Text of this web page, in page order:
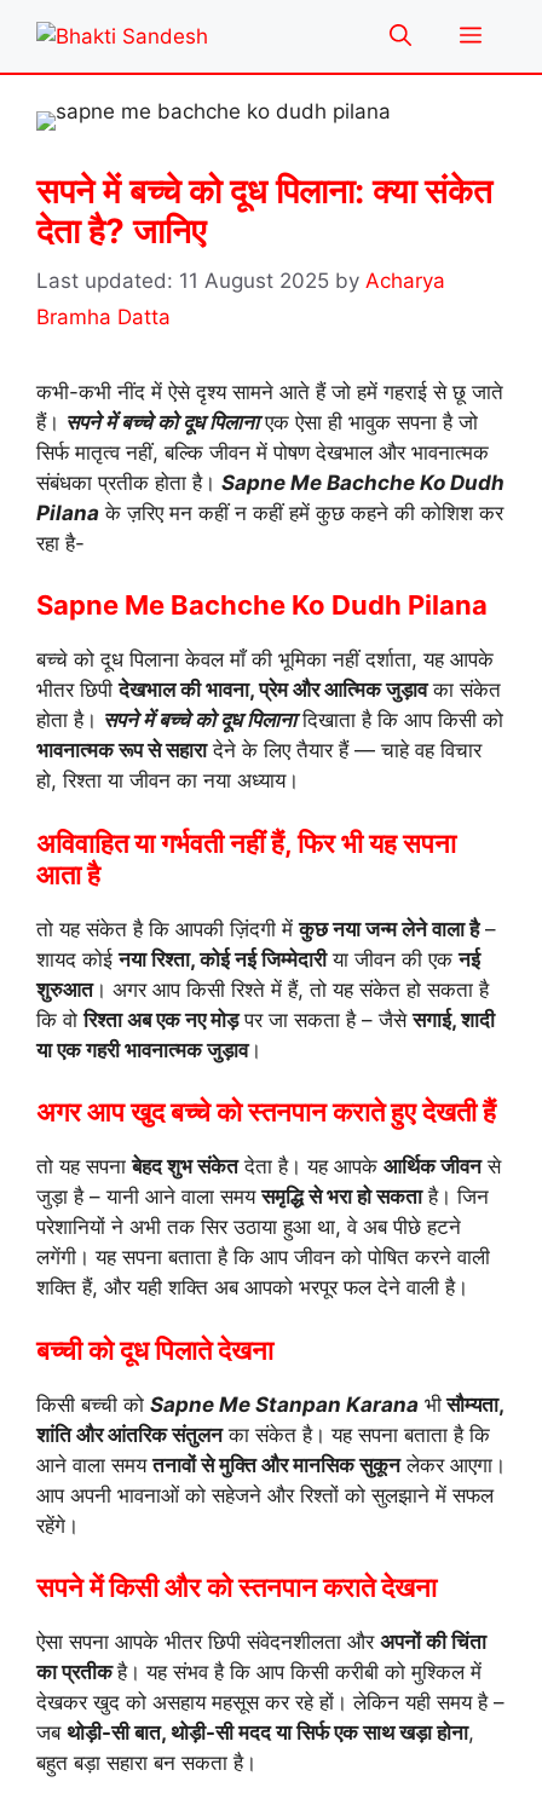
content
Menu
सपने में बच्चे को दूध पिलाना: क्या संकेत
देता है? जानिए
11 August 2025 by Acharya
Bramha Datta
कभी-कभी नींद में ऐसे दृश्य सामने आते हैं जो हमें गहराई से छू जाते
हैं। सपने में बच्चे को दूध पिलानाएक ऐसा ही भावुक सपना है जो
सिर्फ मातृत्व नहीं, बल्कि जीवन में पोषण देखभाल और भावनात्मक
संबंधका प्रतीक होता है। Sapne Me Bachche Ko Dudh
Pilana के ज़रिए मन कहीं न कहीं हमें कुछ कहने की कोशिश कर
रहा है-
Sapne Me Bachche Ko Dudh Pilana
बच्चे को दूध पिलाना केवल माँ की भूमिका नहीं दर्शाता, यह आपके
भीतर छिपीदेखभाल की भावना, प्रेम और आत्मिक जुड़ावका संकेत
होता है। सपने में बच्चे को दूध पिलानादिखाता है कि आप किसी को
भावनात्मक रूप से सहारादेने के लिए तैयार हैं — चाहे वह विचार
हो, रिश्ता या जीवन का नया अध्याय।
अविवाहित या गर्भवती नहीं हैं, फिर भी यह सपना
आता है
तो यह संकेत है कि आपकी ज़िंदगी मेंकुछ नया जन्म लेने वाला है–
शायद कोईनया रिश्ता, कोई नई जिम्मेदारीया जीवन की एकनई
शुरुआत। अगर आप किसी रिश्ते में हैं, तो यह संकेत हो सकता है
कि वोरिश्ता अब एक नए मोड़पर जा सकता है – जैसेसगाई, शादी
या एक गहरी भावनात्मक जुड़ाव।
अगर आप खुद बच्चे को स्तनपान कराते हुए देखती हैं
तो यह सपनाबेहद शुभ संकेतदेता है। यह आपके आर्थिक जीवनसे
जुड़ा है – यानी आने वाला समयसमृद्धि से भरा हो सकताहै। जिन
परेशानियों ने अभी तक सिर उठाया हुआ था, वे अब पीछे हटने
लगेंगी। यह सपना बताता है कि आप जीवन को पोषित करने वाली
शक्ति हैं, और यही शक्ति अब आपको भरपूर फल देने वाली है।
बच्ची को दूध पिलाते देखना
किसी बच्ची को Sapne Me Stanpan Karana भीसौम्यता,
शांति और आंतरिक संतुलनका संकेत है। यह सपना बताता है कि
आने वाला समयतनावों से मुक्ति और मानसिक सुकूनलेकर आएगा।
आप अपनी भावनाओं को सहेजने और रिश्तों को सुलझाने में सफल
रहेंगे।
सपने में किसी और को स्तनपान कराते देखना
ऐसा सपना आपके भीतर छिपी संवेदनशीलता और अपनों की चिंता
का प्रतीकहै। यह संभव है कि आप किसी करीबी को मुश्किल में
देखकर खुद को असहाय महसूस कर रहे हों। लेकिन यही समय है –
जब थोड़ी-सी बात, थोड़ी-सी मदद या सिर्फ एक साथ खड़ा होना,
बहुत बड़ा सहारा बन सकता है।